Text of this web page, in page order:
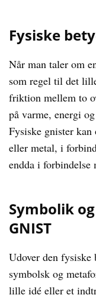
Fysiske
Når man taler om
som regel til det
friktion mellem to
på varme, energi
Fysiske gnister kan
eller metal, i
endda i forbindelse
Symbolik
GNIST
Udover den fysiske
symbolsk og
lille idé eller et